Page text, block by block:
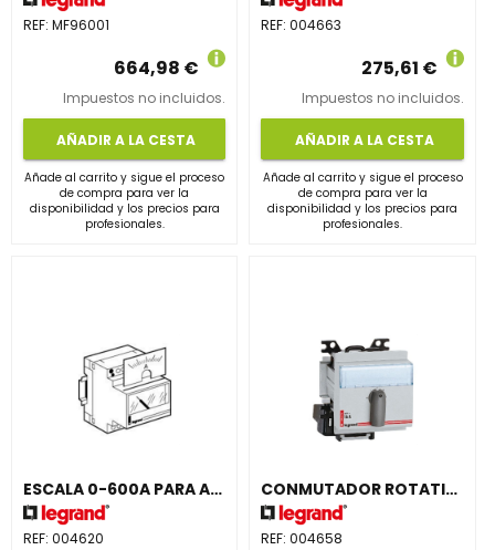
REF: MF96001
664,98 €
Impuestos no incluidos.
AÑADIR A LA CESTA
Añade al carrito y sigue el proceso
de compra para ver la
disponibilidad y los precios para
profesionales.
REF:004663
275,61 €
Impuestos no incluidos.
AÑADIR A LA CESTA
Añade al carrito y sigue el proceso
de compra para ver la
disponibilidad y los precios para
profesionales.
ESCALA 0-600A PARA AMPERÍMETRO
REF: 004620
CONMUTADOR ROTATIVO BIPOLAR 2 POSICIONES + PARO
REF:004658